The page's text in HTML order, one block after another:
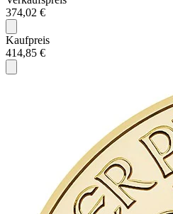
374,02 €
Kaufpreis
414,85 €